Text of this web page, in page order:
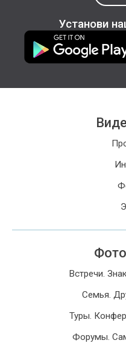
Установи
Встречи.
Семья.
Туры.
Форумы.